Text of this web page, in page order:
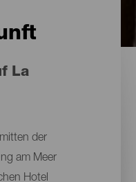
La
der
am Meer
Hotel